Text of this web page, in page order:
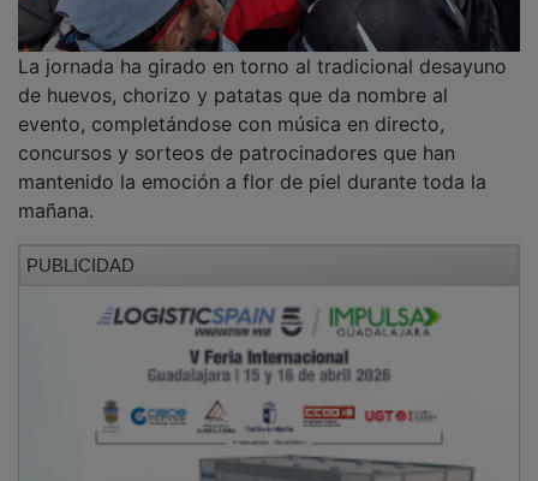
La jornada ha girado en torno al tradicional desayuno
de huevos, chorizo y patatas que da nombre al
evento, completándose con música en directo,
concursos y sorteos de patrocinadores que han
mantenido la emoción a flor de piel durante toda la
mañana.